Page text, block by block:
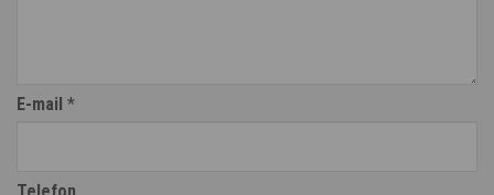
E-mail *